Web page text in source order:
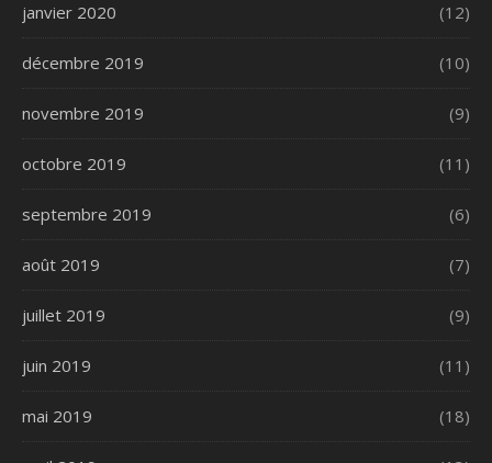
janvier 2020 (12)
décembre 2019 (10)
novembre 2019 (9)
octobre 2019 (11)
septembre 2019 (6)
août 2019 (7)
juillet 2019 (9)
juin 2019 (11)
mai 2019 (18)